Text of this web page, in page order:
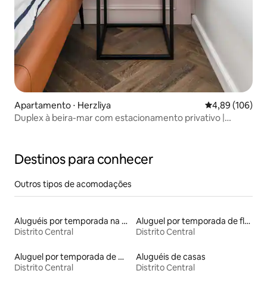
Apartamento ⋅ Herzliya 4,89 de uma
4,89 (106)
Duplex à beira-mar com estacionamento privativo |
Destinos para conhecer
Outros tipos de acomodações
Aluguéis por temporada na orla
Distrito Central
Aluguel por temporada de flats
Distrito Central
Aluguel por temporada de microcasas
Distrito Central
Aluguéis de casas
Distrito Central